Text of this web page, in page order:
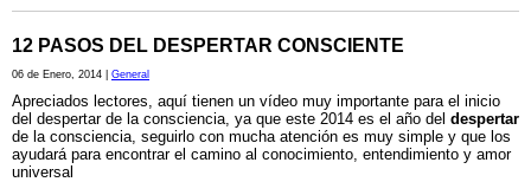
12 PASOS DEL DESPERTAR CONSCIENTE
06 de Enero, 2014 | General
Apreciados lectores, aquí tienen un vídeo muy importante para el inicio
del despertar de la consciencia, ya que este 2014 es el año del despertar
de la consciencia, seguirlo con mucha atención es muy simple y que los
ayudará para encontrar el camino al conocimiento, entendimiento y amor
universal